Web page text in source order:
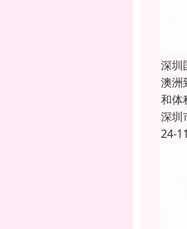
深圳
澳洲
和体
深圳
24-